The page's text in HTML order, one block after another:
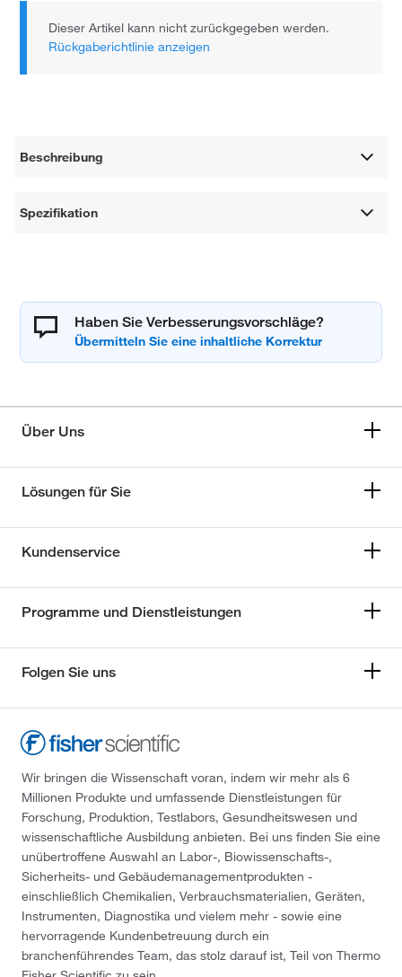
Dieser Artikel kann nicht zurückgegeben werden.
Rückgaberichtlinie anzeigen
Beschreibung
Spezifikation
Haben Sie Verbesserungsvorschläge?
Über Uns
Lösungen für Sie
Kundenservice
Programme und Dienstleistungen
Folgen Sie uns
Wir bringen die Wissenschaft voran, indem wir mehr als 6
Millionen Produkte und umfassende Dienstleistungen für
Forschung, Produktion, Testlabors, Gesundheitswesen und
wissenschaftliche Ausbildung anbieten. Bei uns finden Sie eine
unübertroffene Auswahl an Labor-, Biowissenschafts-,
Sicherheits- und Gebäudemanagementprodukten -
einschließlich Chemikalien, Verbrauchsmaterialien, Geräten,
Instrumenten, Diagnostika und vielem mehr - sowie eine
hervorragende Kundenbetreuung durch ein
branchenführendes Team, das stolz darauf ist, Teil von Thermo